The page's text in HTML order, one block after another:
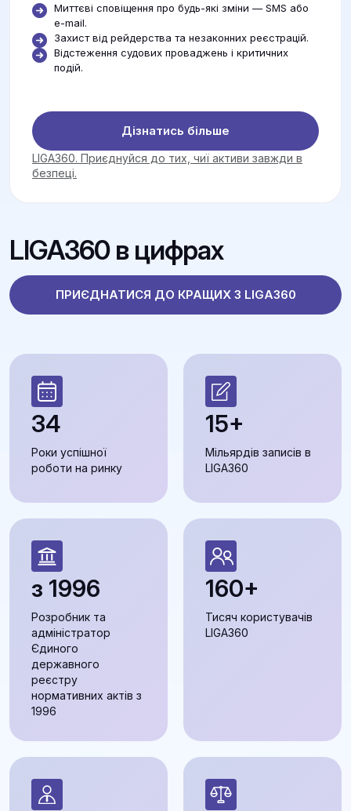
Миттєві сповіщення про будь-які зміни — SMS або
e-mail.
Захист від рейдерства та незаконних реєстрацій.
Відстеження судових проваджень і критичних
подій.
Дізнатись більше
LIGA360. Приєднуйся до тих, чиї активи завжди в
безпеці.
LIGA360 в цифрах
ПРИЄДНАТИСЯ ДО КРАЩИХ З LIGA360
34
Роки успішної
роботи на ринку
15+
Мільярдів записів в
LIGA360
з 1996
Розробник та
адміністратор
Єдиного
державного
реєстру
нормативних актів з
1996
160+
Тисяч користувачів
LIGA360